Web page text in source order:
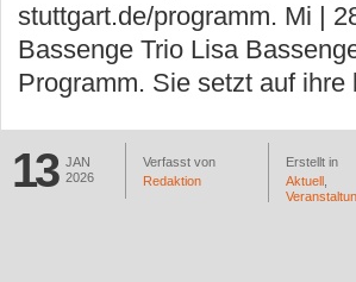
stuttgart.de/programm. Mi |
Bassenge Trio Lisa
Programm. Sie setzt auf
13 JAN
2026
Verfasst von
Redaktion
Erstellt in
Aktuell